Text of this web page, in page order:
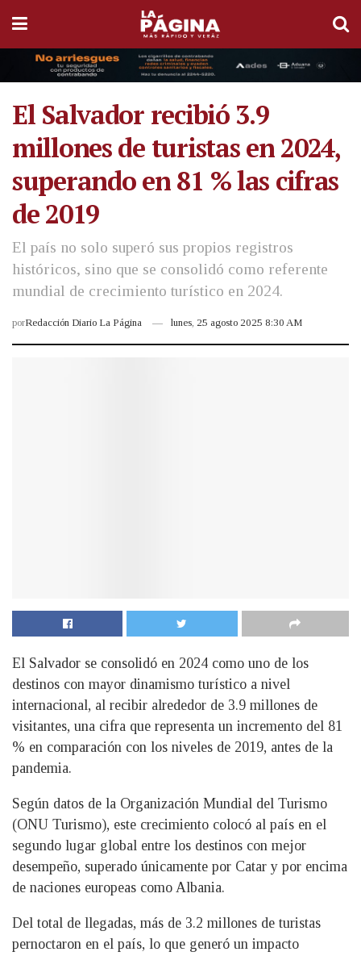
El Salvador recibió 3.9
millones de turistas en 2024,
superando en 81 % las cifras
de 2019
El país no solo superó sus propios registros
históricos, sino que se consolidó como referente
mundial de crecimiento turístico en 2024.
porRedacción Diario La Página lunes, 25 agosto 2025 8:30 AM
El Salvador se consolidó en 2024 como uno de los
destinos con mayor dinamismo turístico a nivel
internacional, al recibir alrededor de 3.9 millones de
visitantes, una cifra que representa un incremento del 81
% en comparación con los niveles de 2019, antes de la
pandemia.
Según datos de la Organización Mundial del Turismo
(ONU Turismo), este crecimiento colocó al país en el
segundo lugar global entre los destinos con mejor
desempeño, superado únicamente por Catar y por encima
de naciones europeas como Albania.
Del total de llegadas, más de 3.2 millones de turistas
pernoctaron en el país, lo que generó un impacto